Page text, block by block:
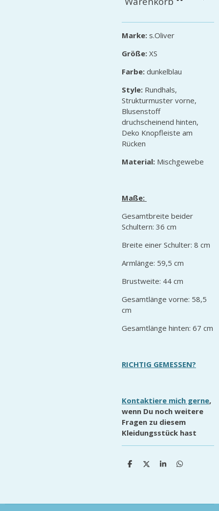
Marke: s.Oliver
Größe: XS
Farbe: dunkelblau
Style: Rundhals,
Strukturmuster vorne,
Blusenstoff
druchscheinend hinten,
Deko Knopfleiste am
Rücken
Material: Mischgewebe
Maße:
Gesamtbreite beider
Schultern: 36 cm
Breite einer Schulter: 8 cm
Armlänge: 59,5 cm
Brustweite: 44 cm
Gesamtlänge vorne: 58,5
cm
Gesamtlänge hinten: 67 cm
RICHTIG GEMESSEN?
Kontaktiere mich gerne,
wenn Du noch weitere
Fragen zu diesem
Kleidungsstück hast
T
n
T
n
T
n
T
n